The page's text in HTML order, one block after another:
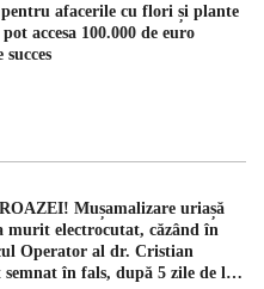
afacerile cu flori și plante
accesa 100.000 de euro
Mușamalizare uriașă
murit electrocutat, căzând în
Operator al dr. Cristian
în fals, după 5 zile de la